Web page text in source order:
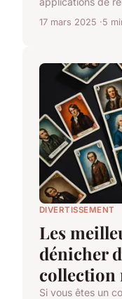
17 mars 2025 5
DIVERTISSEMENT
Les
dénicher
collection
Si vous êtes un